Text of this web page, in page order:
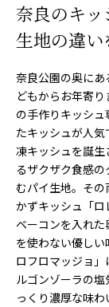
奈良のキッ
生地の違
奈良公園の奥に
どもからお年寄
の手作りキッシ
たキッシュが人
凍キッシュを誕
るザクザク食感
むパイ生地。そ
かずキッシュ「ロ
ベーコンを入れ
を使わない優し
ロフロマッジョ
ルゴンゾーラの
っくり濃厚な味